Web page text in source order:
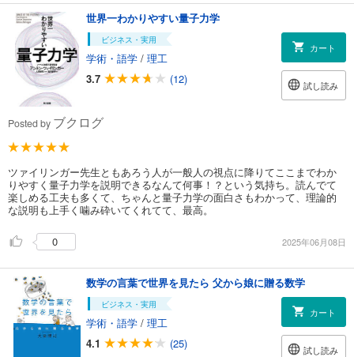
世界一わかりやすい量子力学
ビジネス・実用
学術・語学 / 理工
3.7
(12)
カート
試し読み
Posted by ブクログ
ツァイリンガー先生ともあろう人が一般人の視点に降りてここまでわか
りやすく量子力学を説明できるなんて何事！？という気持ち。読んでて
楽しめる工夫も多くて、ちゃんと量子力学の面白さもわかって、理論的
な説明も上手く噛み砕いてくれてて、最高。
0 2025年06月08日
数学の言葉で世界を見たら 父から娘に贈る数学
ビジネス・実用
学術・語学 / 理工
4.1
(25)
カート
試し読み